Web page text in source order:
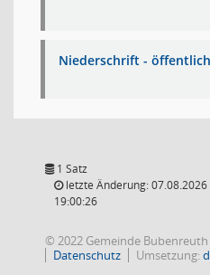
Niederschrift - öffentlich
1 Satz
letzte Änderung: 07.08.2026
19:00:26
© 2022 Gemeinde Bubenreuth
Datenschutz
Umsetzung: